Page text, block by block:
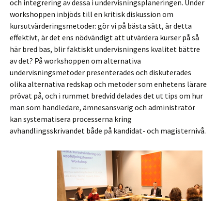
och integrering av dessa i undervisningsplaneringen. Under
workshoppen inbjöds till en kritisk diskussion om
kursutvärderingsmetoder: gör vi på bästa sätt, är detta
effektivt, är det ens nödvändigt att utvärdera kurser på så
här bred bas, blir faktiskt undervisningens kvalitet bättre
av det? På workshoppen om alternativa
undervisningsmetoder presenterades och diskuterades
olika alternativa redskap och metoder som enhetens lärare
prövat på, och i rummet bredvid delades det ut tips om hur
man som handledare, ämnesansvarig och administratör
kan systematisera processerna kring
avhandlingsskrivandet både på kandidat- och magisternivå.